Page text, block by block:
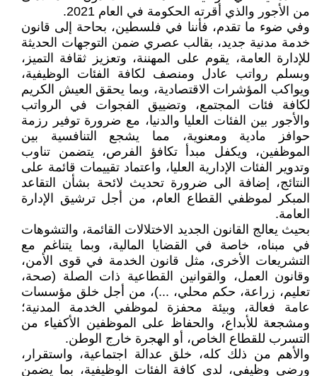
من الأجور والذي أقرته الحكومة في العام 2021.
وفي ضوء ما تقدم، فأننا في فلسطين، بحاحة إلى قانون
خدمة مدنية جديد، بقالب عصري ضمن التوجهات الحديثة
للإدارة العامة، يقوم على المهننة، وتعزيز ثقافة التميز،
وبسلم رواتب عادل ومنصف لكافة الفئات الوظيفية،
ويواكب المؤشرات الاقتصادية، وبما يحقق العيش الكريم
لكافة فئات المجتمع، وتضييق الفجوات في الرواتب
والأجور بين الفئات العليا والدنيا، مع ضرورة توفير رزمة
حوافز مادية ومعنوية، مما يشجع التنافسية بين
الموظفين، ويكفل مبدأ تكافؤ الفرص، يتضمن تناوب
وتدوير الفئات الإدارية العليا، واعتماد تقييمات قائمة على
النتائج، إضافة الى ضرورة تحديث لائحة بشأن التقاعد
المبكر لموظفي القطاع العام، من أجل ترشيق الإدارة
العامة.
بحيث يعالج القانون الجديد الاختلالات القائمة، والتشوهات
في مبناه، خاصة في القضايا المالية، وبما يتناغم مع
التشريعات الأخرى، مثل قانون الخدمة في قوى الأمن،
وقانون العمل، والقوانين القطاعية ذات الصلة (صحة،
تعليم، زراعة، حكم محلي، ...)، من أجل خلق مؤسسات
عامة فعالة، وبيئة محفزة لموظفي الخدمة المدنية؛
ومشجعة للأبداع، والحفاظ على الموظفين الأكفياء من
التسرب للقطاع الخاص، أو الهجرة خارج الوطن.
والأهم من ذلك كله، خلق عدالة اجتماعية، واستقرار،
ورضى وظيفي، لدى كافة الفئات الوظيفية، بما يضمن